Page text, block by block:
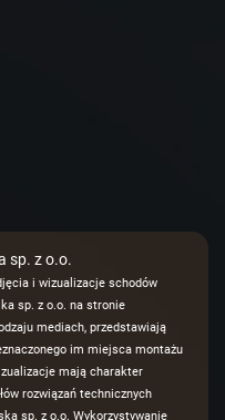
sp. z o.o.
i wizualizacje schodów
sp. z o.o. na stronie
mediach, przedstawiają
im miejsca montażu
mają charakter
rozwiązań technicznych
sp. z o.o. Wykorzystywanie